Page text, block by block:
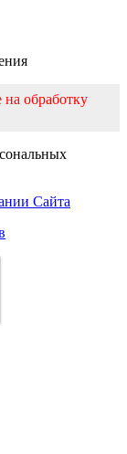
на обработку
Сайта